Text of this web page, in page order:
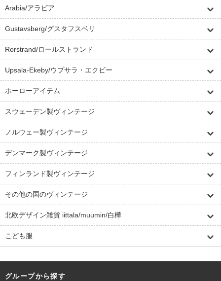
Arabia/アラビア
Gustavsberg/グスタフスベリ
Rorstrand/ロールストランド
Upsala-Ekeby/ウプサラ・エクビー
ホーローアイテム
スウェーデン製ヴィンテージ
ノルウェー製ヴィンテージ
デンマーク製ヴィンテージ
フィンランド製ヴィンテージ
その他の国のヴィンテージ
北欧デザイン雑貨 iittala/muumin/白樺
こども服
グループから探す